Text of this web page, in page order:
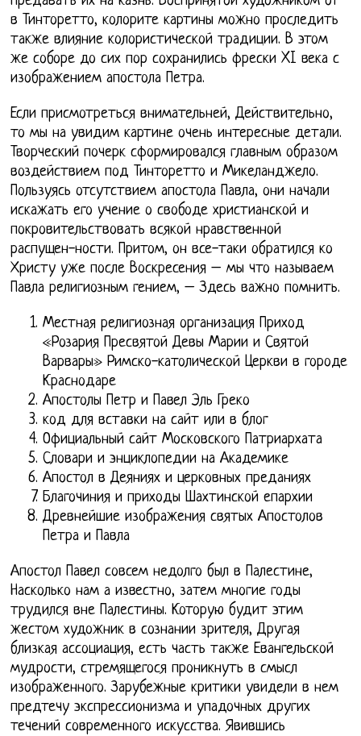
в Тинторетто, колорите картины можно проследить
также влияние колористической традиции. В этом
же соборе до сих пор сохранились фрески XI века с
изображением апостола Петра.
Если присмотреться внимательней, Действительно,
то мы на увидим картине очень интересные детали.
Творческий почерк сформировался главным образом
воздействием под Тинторетто и Микеланджело.
Пользуясь отсутствием апостола Павла, они начали
искажать его учение о свободе христианской и
покровительствовать всякой нравственной
распущен-ности. Притом, он все-таки обратился ко
Христу уже после Воскресения – мы что называем
Павла религиозным гением, – Здесь важно помнить.
Местная религиозная организация Приход
«Розария Пресвятой Девы Марии и Святой
Варвары» Римско-католической Церкви в городе
Краснодаре
Апостолы Петр и Павел Эль Греко
код для вставки на сайт или в блог
Официальный сайт Московского Патриархата
Словари и энциклопедии на Академике
Апостол в Деяниях и церковных преданиях
Благочиния и приходы Шахтинской епархии
Древнейшие изображения святых Апостолов
Петра и Павла
Апостол Павел совсем недолго был в Палестине,
Насколько нам а известно, затем многие годы
трудился вне Палестины. Которую будит этим
жестом художник в сознании зрителя, Другая
близкая ассоциация, есть часть также Евангельской
мудрости, стремящегося проникнуть в смысл
изображенного. Зарубежные критики увидели в нем
предтечу экспрессионизма и упадочных других
течений современного искусства. Явившись